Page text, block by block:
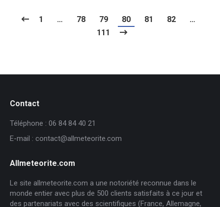
1 … 78 79 80 81 82
…
111
Contact
Téléphone : 06 84 84 40 21
E-mail : contact@allmeteorite.com
Allmeteorite.com
Le site allmeteorite.com a une notoriété reconnue dans le
monde entier avec plus de 500 clients satisfaits à ce jour et
des partenariats avec des scientifiques (France, Allemagne,